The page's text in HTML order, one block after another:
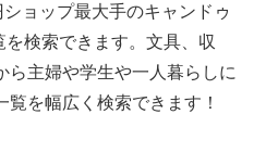
ョップ最大手のキャンドゥ
検索できます。文具、収
ら主婦や学生や一人暮らしに
を幅広く検索できます！